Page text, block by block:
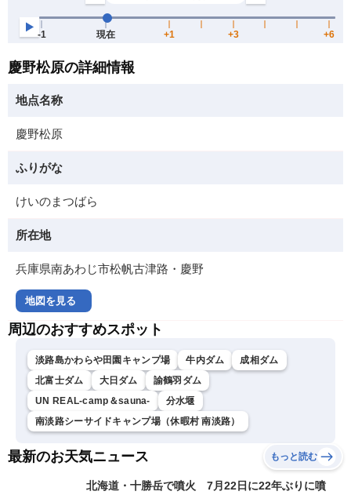
慶野松原の詳細情報
地点名称
慶野松原
ふりがな
けいのまつばら
所在地
兵庫県南あわじ市松帆古津路・慶野
地図を見る
周辺のおすすめスポット
淡路島かわらや田園キャンプ場 牛内ダム
成相ダム
北富士ダム
大日ダム
諭鶴羽ダム
UN REAL-camp＆sauna-
分水堰
南淡路シーサイドキャンプ場（休暇村 南淡路）
最新のお天気ニュース もっと読む
北海道・十勝岳で噴火 7月22日に22年ぶりに噴